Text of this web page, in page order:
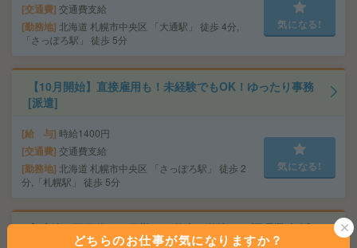
交通費 交通費支給
勤務地 北海道 札幌市中央区 「大通駅」 徒歩 4分,
「さっぽろ駅」 徒歩 5分
気になる!
【10月開始】直接雇用も！未経験でもOK！ゆったり事務
[派遣]
給 与 時給1400円
交通費 交通費支給
勤務地 北海道 札幌市中央区 「さっぽろ駅」 徒歩 2
分,「札幌駅」 徒歩 5分
気になる!
高時給！平日休み！日勤のお仕事！仕込み、調理業務[派
どちらのお仕事が気になりますか？